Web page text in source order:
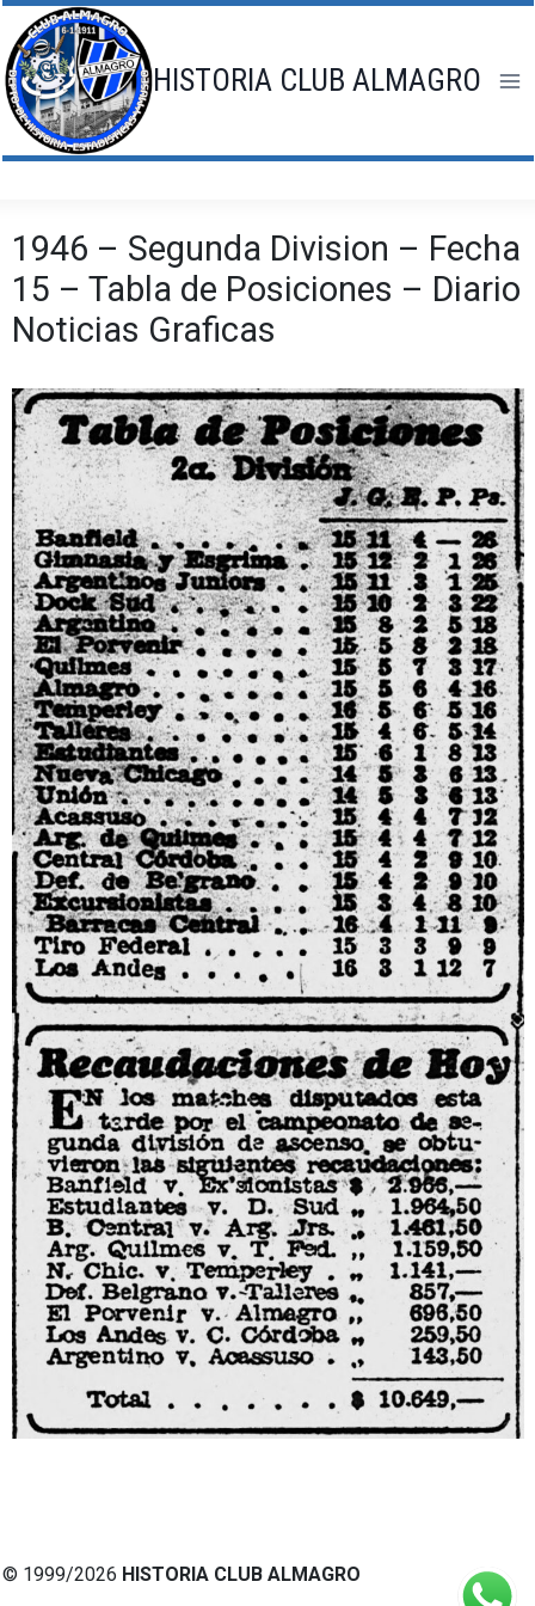
Saltar
al
contenido
HISTORIA CLUB ALMAGRO
1946 – Segunda Division – Fecha
15 – Tabla de Posiciones – Diario
Noticias Graficas
© 1999/2026 HISTORIA CLUB ALMAGRO